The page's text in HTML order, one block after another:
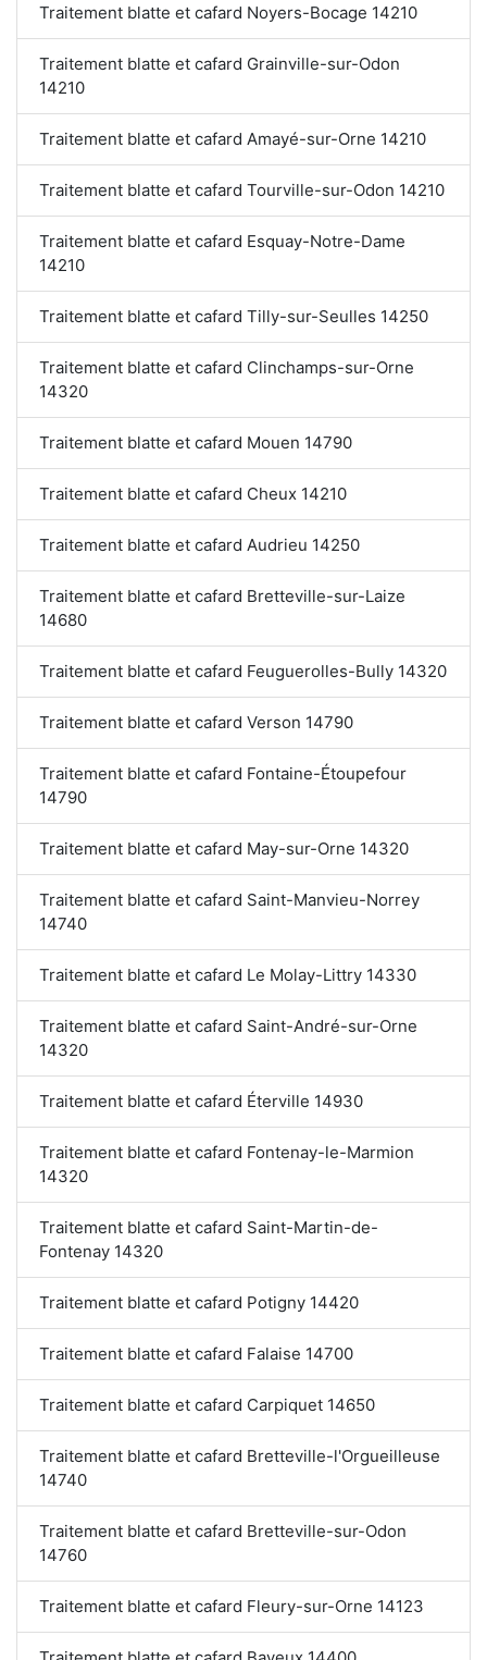
Traitement blatte et cafard Noyers-Bocage 14210
Traitement blatte et cafard Grainville-sur-Odon
14210
Traitement blatte et cafard Amayé-sur-Orne 14210
Traitement blatte et cafard Tourville-sur-Odon 14210
Traitement blatte et cafard Esquay-Notre-Dame
14210
Traitement blatte et cafard Tilly-sur-Seulles 14250
Traitement blatte et cafard Clinchamps-sur-Orne
14320
Traitement blatte et cafard Mouen 14790
Traitement blatte et cafard Cheux 14210
Traitement blatte et cafard Audrieu 14250
Traitement blatte et cafard Bretteville-sur-Laize
14680
Traitement blatte et cafard Feuguerolles-Bully 14320
Traitement blatte et cafard Verson 14790
Traitement blatte et cafard Fontaine-Étoupefour
14790
Traitement blatte et cafard May-sur-Orne 14320
Traitement blatte et cafard Saint-Manvieu-Norrey
14740
Traitement blatte et cafard Le Molay-Littry 14330
Traitement blatte et cafard Saint-André-sur-Orne
14320
Traitement blatte et cafard Éterville 14930
Traitement blatte et cafard Fontenay-le-Marmion
14320
Traitement blatte et cafard Saint-Martin-de-
Fontenay 14320
Traitement blatte et cafard Potigny 14420
Traitement blatte et cafard Falaise 14700
Traitement blatte et cafard Carpiquet 14650
Traitement blatte et cafard Bretteville-l'Orgueilleuse
14740
Traitement blatte et cafard Bretteville-sur-Odon
14760
Traitement blatte et cafard Fleury-sur-Orne 14123